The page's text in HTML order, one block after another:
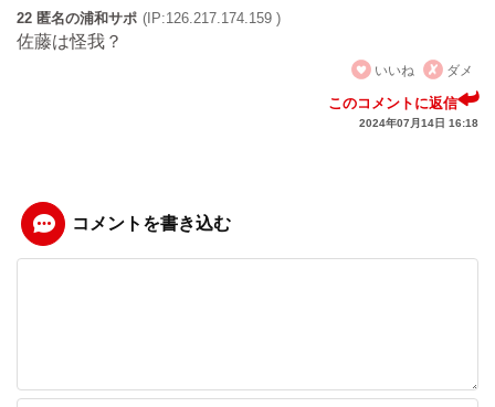
22 匿名の浦和サポ (IP:126.217.174.159 )
佐藤は怪我？
いいね
ダメ
このコメントに返信
2024年07月14日 16:18
コメントを書き込む